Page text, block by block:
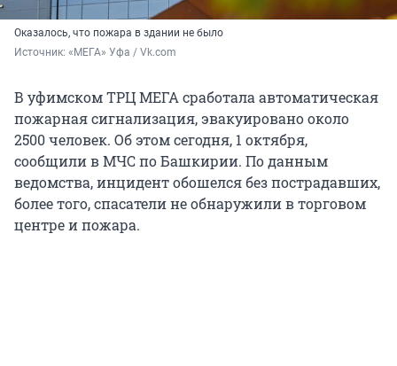
Оказалось, что пожара в здании не было
Источник: «МЕГА» Уфа / Vk.com
В уфимском ТРЦ МЕГА сработала автоматическая
пожарная сигнализация, эвакуировано около
2500 человек. Об этом сегодня, 1 октября,
сообщили в МЧС по Башкирии. По данным
ведомства, инцидент обошелся без пострадавших,
более того, спасатели не обнаружили в торговом
центре и пожара.